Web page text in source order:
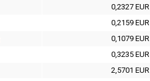
0,2327 EUR
0,2159 EUR
0,1079 EUR
0,3235 EUR
2,5701 EUR